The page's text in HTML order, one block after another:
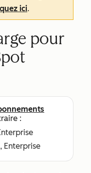
ici.
pour
:
Enterprise